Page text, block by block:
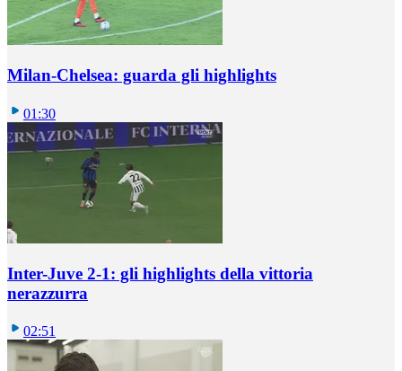
Milan-Chelsea: guarda gli highlights
01:30
Inter-Juve 2-1: gli highlights della vittoria
nerazzurra
02:51